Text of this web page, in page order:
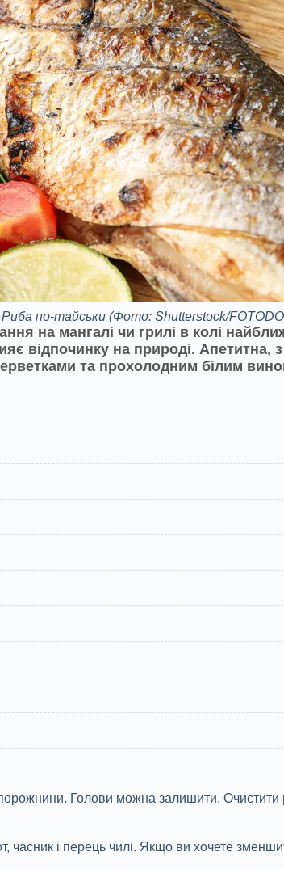
Риба по-тайськи (Фото: Shutterstock/
на мангалі чи грилі в колі
відпочинку на природі.
та прохолодним білим
Голови можна залишити.
і перець чилі. Якщо ви хочете